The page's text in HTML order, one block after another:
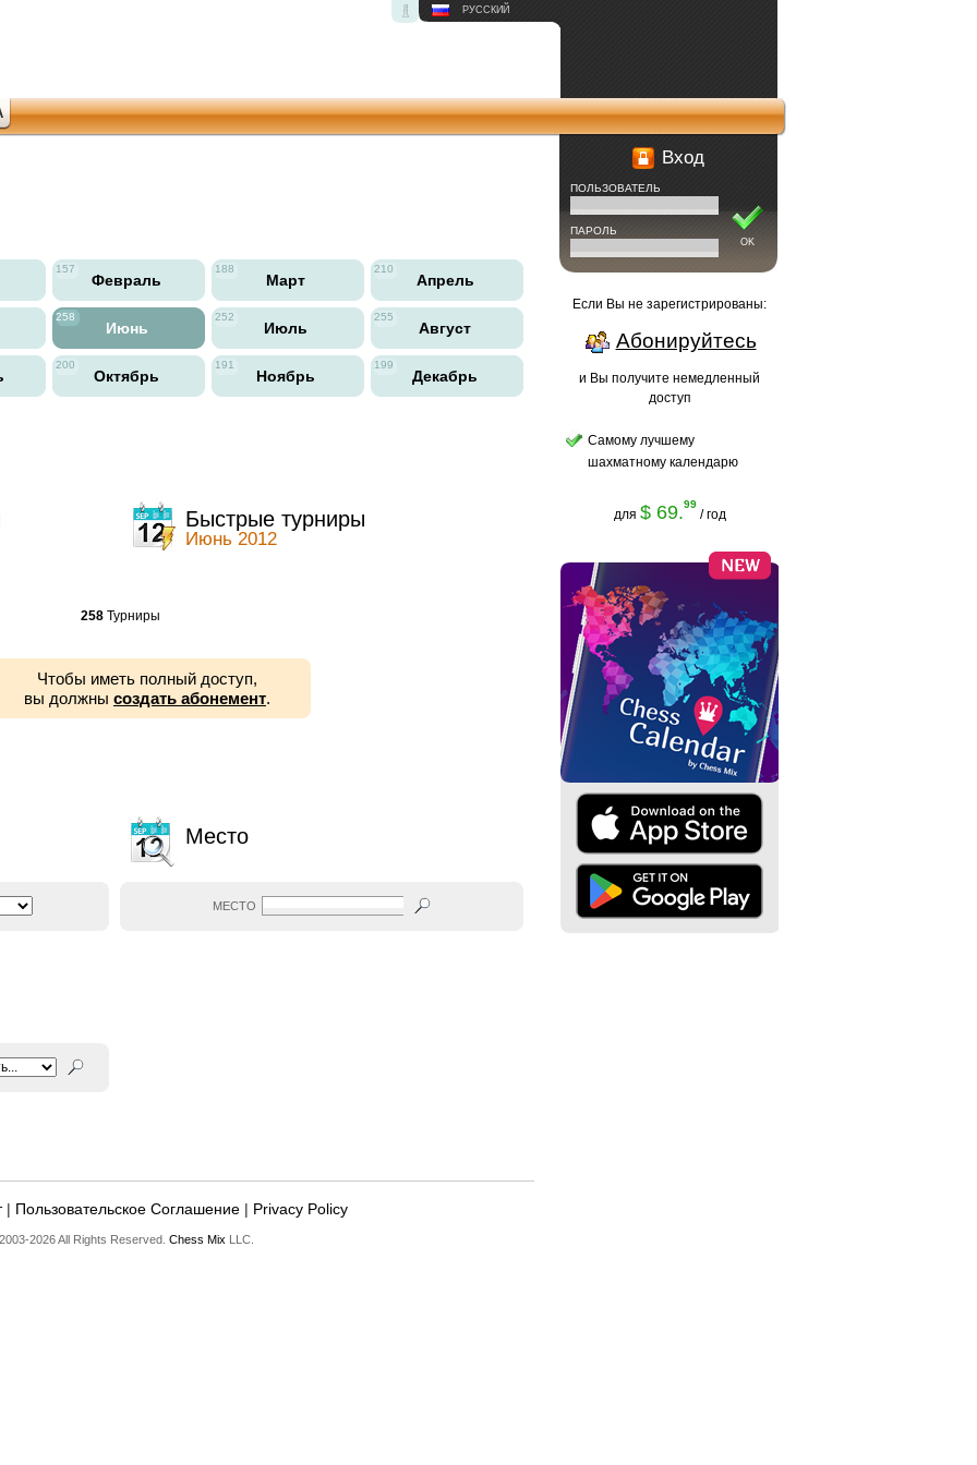
РУССКИЙ
157
Февраль
188
Март
210
Апрель
258
Июнь
252
Июль
255
Август
200
Октябрь
191
Ноябрь
199
Декабрь
Быстрые турниры
Июнь 2012
258Турниры
Чтобы иметь полный доступ,
вы должны создать абонемент.
Место
МЕСТО
| Пользовательское Соглашение | Privacy Policy
2026 All Rights Reserved. Chess Mix LLC.
Вход
OK
ПОЛЬЗОВАТЕЛЬ
ПАРОЛЬ
Если Вы не зарегистрированы:
Абонируйтесь
и Вы получите немедленный
доступ
Самому лучшему
шахматному календарю
для $ 69.99
/ год